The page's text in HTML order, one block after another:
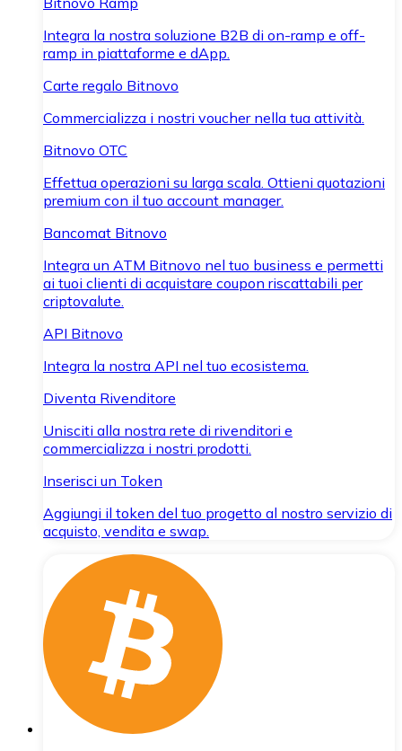
Integra la nostra soluzione B2B di on-ramp e off-
ramp in piattaforme e dApp.
Carte regalo Bitnovo
Commercializza i nostri voucher nella tua attività.
Bitnovo OTC
Effettua operazioni su larga scala. Ottieni quotazioni
premium con il tuo account manager.
Bancomat Bitnovo
Integra un ATM Bitnovo nel tuo business e permetti
ai tuoi clienti di acquistare coupon riscattabili per
criptovalute.
API Bitnovo
Integra la nostra API nel tuo ecosistema.
Diventa Rivenditore
Unisciti alla nostra rete di rivenditori e
commercializza i nostri prodotti.
Inserisci un Token
Aggiungi il token del tuo progetto al nostro servizio di
acquisto, vendita e swap.